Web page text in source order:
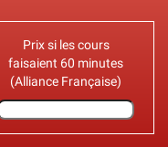
Prix si les cours
faisaient 60 minutes
(Alliance Française)